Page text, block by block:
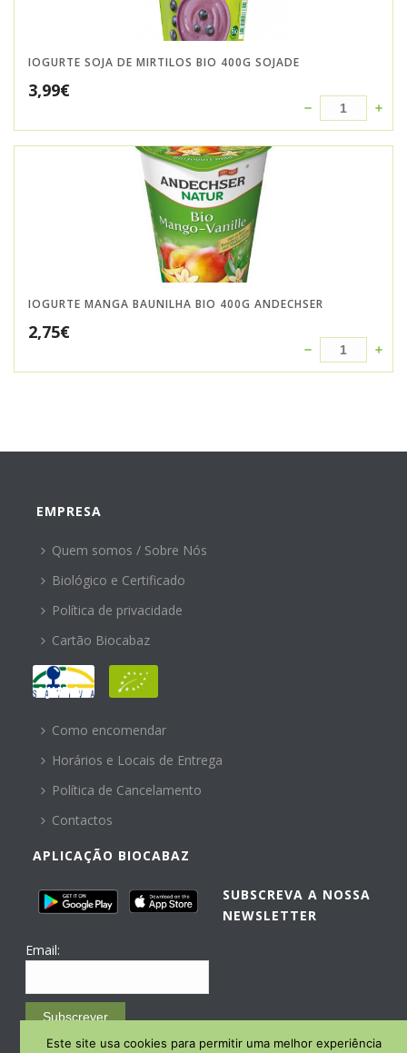
IOGURTE SOJA DE MIRTILOS BIO 400G SOJADE
3,99€
IOGURTE MANGA BAUNILHA BIO 400G ANDECHSER
2,75€
EMPRESA
Quem somos / Sobre Nós
Biológico e Certificado
Política de privacidade
Cartão Biocabaz
AJUDA
Como encomendar
Horários e Locais de Entrega
Política de Cancelamento
Contactos
APLICAÇÃO BIOCABAZ
SUBSCREVA A NOSSA
NEWSLETTER
Email:
Subscrever
Email Marketing by E-goi
Este site usa cookies para permitir uma melhor experiência